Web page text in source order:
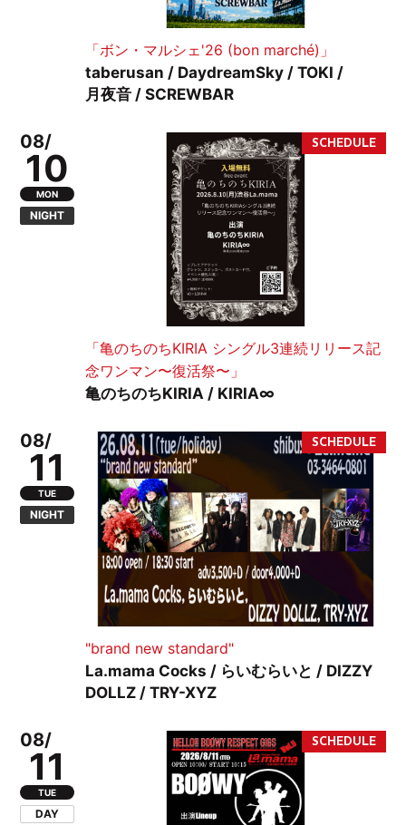
「ボン・マルシェ'26 (bon marché)」
taberusan / DaydreamSky / TOKI /
月夜音 / SCREWBAR
08/
10
MON
NIGHT
「亀のちのちKIRIA シングル3連続リリース記
念ワンマン〜復活祭〜」
亀のちのちKIRIA / KIRIA∞
08/
11
TUE
NIGHT
"brand new standard"
La.mama Cocks / らいむらいと / DIZZY
DOLLZ / TRY-XYZ
08/
11
TUE
DAY